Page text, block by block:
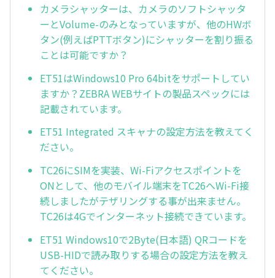
カメラシャッターは、カメラのソフトシャッタ
ーとVolume-のみとなっていますが、他のHWボ
タン(例えばPTTボタン)にシャッターを割り振る
ことは可能ですか？
ET51はWindows10 Pro 64bitをサポートしてい
ますか？ZEBRA WEBサイトの製品スペックには
記載されています。
ET51 Integrated スキャナの設定方法を教えてく
ださい。
TC26にSIMを実装、Wi-Fiアクセスポイントを
ONとして、他のモバイル端末をTC26へWi-Fi接
続しましたがテザリングする事が出来ません。
TC26は4Gでインターネット接続できています。
ET51 Windows10で2Byte(日本語) QRコードを
USB-HIDで読み取りする場合の設定方法を教え
てください。